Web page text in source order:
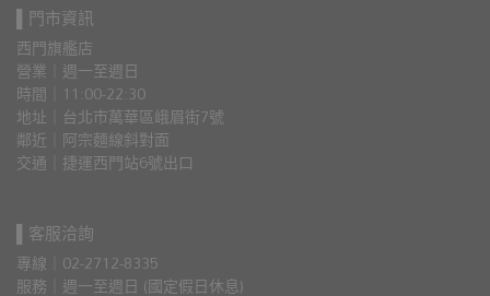
▌門市資訊
西門旗艦店
營業｜週一至週日
時間｜11:00-22:30
地址｜台北市萬華區峨眉街7號
鄰近｜阿宗麵線斜對面
交通｜捷運西門站6號出口
▌客服洽詢
專線｜02-2712-8335
服務｜週一至週日 (國定假日休息)